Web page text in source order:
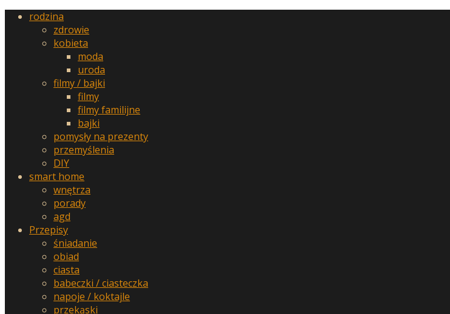
rodzina
zdrowie
kobieta
moda
uroda
filmy / bajki
filmy
filmy familijne
bajki
pomysły na prezenty
przemyślenia
DIY
smart home
wnętrza
porady
agd
Przepisy
śniadanie
obiad
ciasta
babeczki / ciasteczka
napoje / koktajle
przekąski